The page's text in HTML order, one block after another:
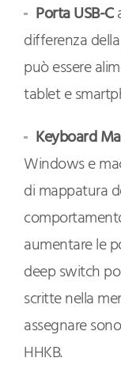
Porta USB-C
differenza
può essere
tablet e
Keyboard
Windows e
di mappatura
aumentare le
deep switch
scritte nella
assegnare
HHKB.